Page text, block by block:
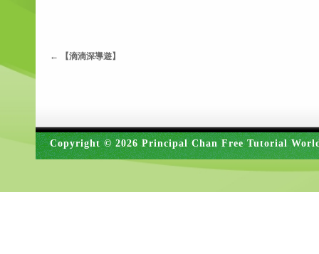
← 【滴滴深導遊】
Copyright © 2026 Principal Chan Free Tutorial